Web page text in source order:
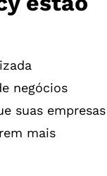
negócios
suas empresas
mais